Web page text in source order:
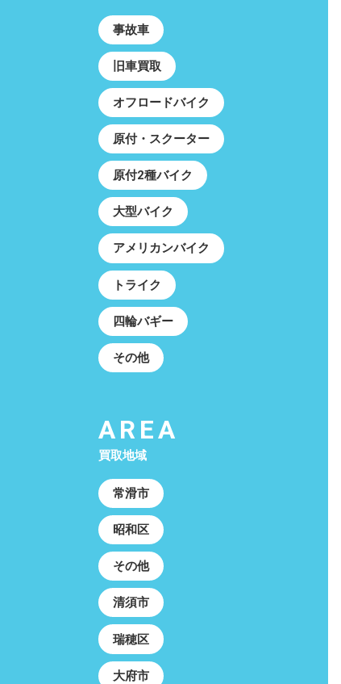
事故車
旧車買取
オフロードバイク
原付・スクーター
原付2種バイク
大型バイク
アメリカンバイク
トライク
四輪バギー
その他
AREA
買取地域
常滑市
昭和区
その他
清須市
瑞穂区
大府市